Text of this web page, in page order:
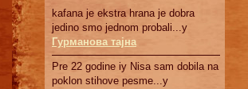
kafana je ekstra hrana je dobra
jedino smo jednom probali...у
Гурманова тајна
Pre 22 godine iy Nisa sam dobila na
poklon stihove pesme...у